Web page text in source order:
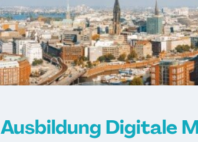
Ausbildung Digitale